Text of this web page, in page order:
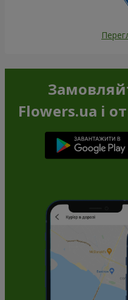
Flowers.ua і